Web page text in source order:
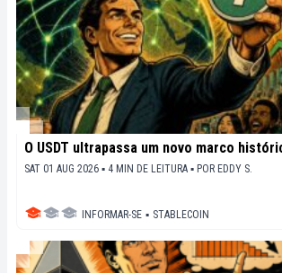
O USDT ultrapassa um novo marco
SAT 01 AUG 2026 ▪ 4 MIN DE LEITURA ▪ POR EDDY S.
INFORMAR-SE ▪ STABLECOIN